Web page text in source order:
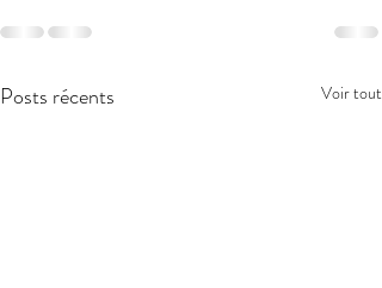
Posts récents Voir tout